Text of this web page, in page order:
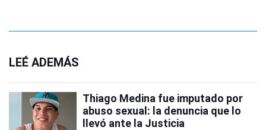
LEÉ ADEMÁS
Thiago Medina fue imputado por
abuso sexual: la denuncia que lo
llevó ante la Justicia